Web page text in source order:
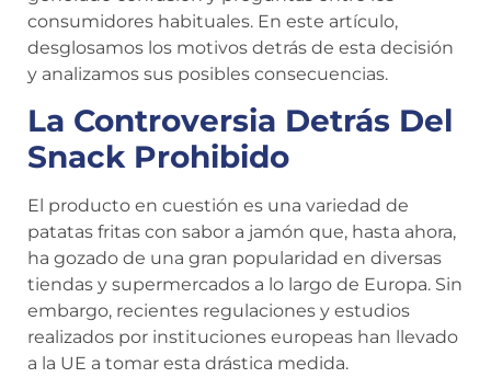
consumidores habituales. En este artículo,
desglosamos los motivos detrás de esta decisión
y analizamos sus posibles consecuencias.
La Controversia Detrás Del
Snack Prohibido
El producto en cuestión es una variedad de
patatas fritas con sabor a jamón que, hasta ahora,
ha gozado de una gran popularidad en diversas
tiendas y supermercados a lo largo de Europa. Sin
embargo, recientes regulaciones y estudios
realizados por instituciones europeas han llevado
a la UE a tomar esta drástica medida.